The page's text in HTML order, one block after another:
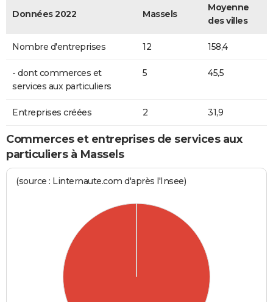
Données 2022 Massels
Moyenne
des villes
Nombre d'entreprises 12 158,4
- dont commerces et
services aux particuliers
5 45,5
Entreprises créées 2 31,9
Commerces et entreprises de services aux
particuliers à Massels
(source : Linternaute.com d'après l'Insee)